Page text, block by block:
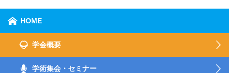
HOME
学会概要
学術集会・セミナー